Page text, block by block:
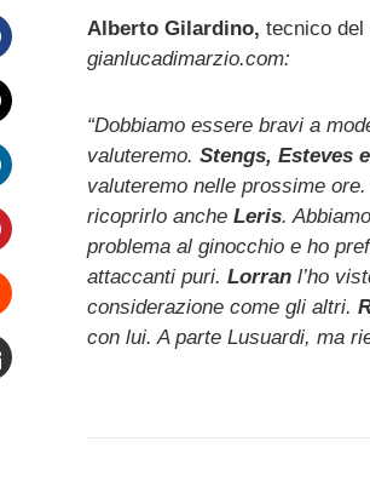
Alberto Gilardino, tecnico del
gianlucadimarzio.com:
“Dobbiamo essere bravi a
valuteremo. Stengs, Esteves
valuteremo nelle prossime ore.
ricoprirlo anche Leris.
problema al ginocchio e ho
attaccanti puri. Lorran l’ho
considerazione come gli altri.
con lui. A parte Lusuardi, ma